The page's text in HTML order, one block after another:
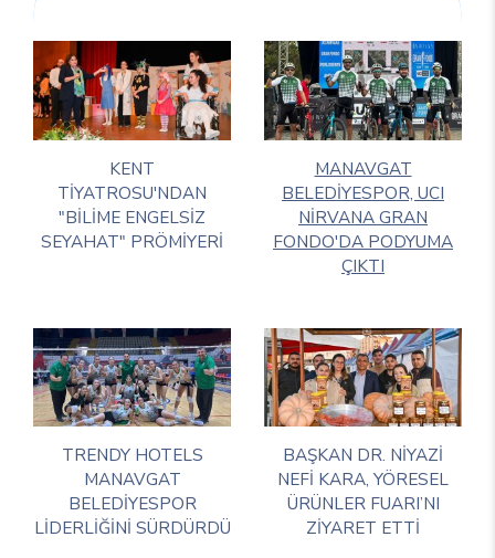
KENT
TİYATROSU'NDAN
"BİLİME ENGELSİZ
SEYAHAT" PRÖMİYERİ
MANAVGAT
BELEDİYESPOR, UCI
NİRVANA GRAN
FONDO'DA PODYUMA
ÇIKTI
TRENDY HOTELS
MANAVGAT
BELEDİYESPOR
LİDERLİĞİNİ SÜRDÜRDÜ
BAŞKAN DR. NİYAZİ
NEFİ KARA, YÖRESEL
ÜRÜNLER FUARI’NI
ZİYARET ETTİ